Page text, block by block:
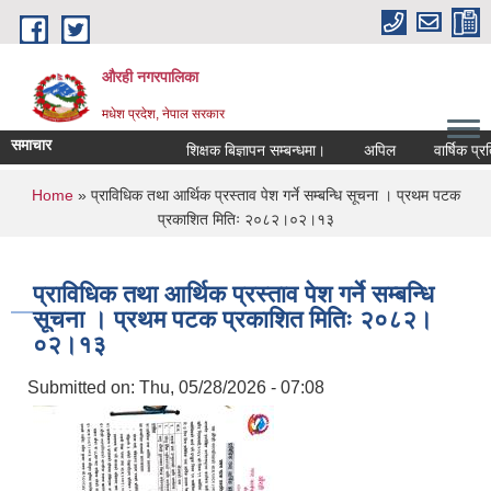
Skip to main content
औरही नगरपालिका
मधेश प्रदेश, नेपाल सरकार
समाचार शिक्षक बिज्ञापन सम्बन्धमा। अपिल वार्षिक
You are here
Home» प्राविधिक तथा आर्थिक प्रस्ताव पेश गर्ने सम्बन्धि सूचना । प्रथम पटक
प्रकाशित मितिः २०८२।०२।१३
प्राविधिक तथा आर्थिक प्रस्ताव पेश गर्ने सम्बन्धि
सूचना । प्रथम पटक प्रकाशित मितिः २०८२।
०२।१३
Submitted on: Thu, 05/28/2026 - 07:08